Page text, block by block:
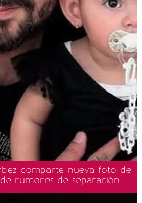
comparte nueva foto de
rumores de separación